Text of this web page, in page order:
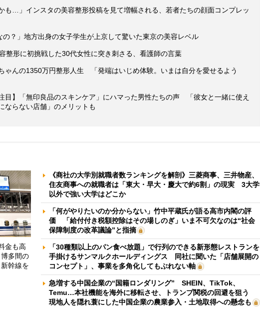
も…」インスタの美容整形投稿を見て増幅される、若者たちの顔面コンプレッ
の？」地方出身の女子学生が上京して驚いた東京の美容レベル
整形に初挑戦した30代女性に突き刺さる、看護師の言葉
ゃんの1350万円整形人生 「発端はいじめ体験。いまは自分を愛せるよう
目】「無印良品のスキンケア」にハマった男性たちの声 「彼女と一緒に使え
ならない店舗」のメリットも
金も高
多間の
幹線を
《商社の大学別就職者数ランキングを解剖》三菱商事、三井物産、
住友商事への就職者は「東大・早大・慶大で約6割」の現実 3大学
以外で強い大学はどこか
「何がやりたいのか分からない」竹中平蔵氏が語る高市内閣の評
価 「給付付き税額控除はその場しのぎ」いま不可欠なのは“社会
保障制度の改革議論”と指摘
「30種類以上のパン食べ放題」で行列のできる新形態レストランを
手掛けるサンマルクホールディングス 同社に聞いた「店舗展開の
コンセプト」、事業を多角化してもぶれない軸
急増する中国企業の“国籍ロンダリング” SHEIN、TikTok、
Temu…本社機能を海外に移転させ、トランプ関税の回避を狙う
現地人を隠れ蓑にした中国企業の農業参入・土地取得への懸念も